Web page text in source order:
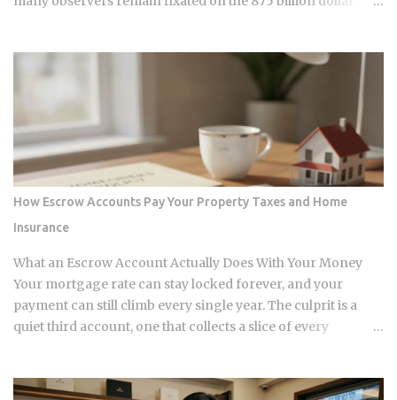
currently navigating a transition phase where the market is
no longer just anticipating stress; it is actively absorbing the
friction of a 148 basis point increase in average interest
rates. This is a fundamental shift in the financial ledger that
separates legacy valuations from the new economic reality
of 2026. The systemic logic of this crisis is defined by a
surgical extraction of equity rather than a uniform collapse.
We are seeing a pattern where the "extend and pretend"
strategies of the past eighteen months are hitting a point of
diminishing returns. Borrowers who pushed their
maturities from early 2025 into this...
How Escrow Accounts Pay Your Property Taxes and Home
Insurance
What an Escrow Account Actually Does With Your Money
Your mortgage rate can stay locked forever, and your
payment can still climb every single year. The culprit is a
quiet third account, one that collects a slice of every
does and why it moves, you can budget with confidence